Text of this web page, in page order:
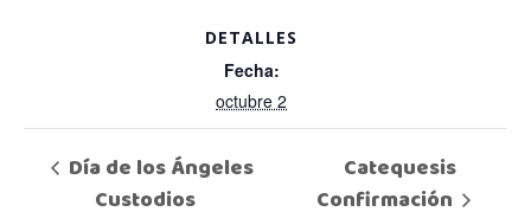
DETALLES
Fecha:
octubre 2
Día de los Ángeles
Custodios
Catequesis
Confirmación